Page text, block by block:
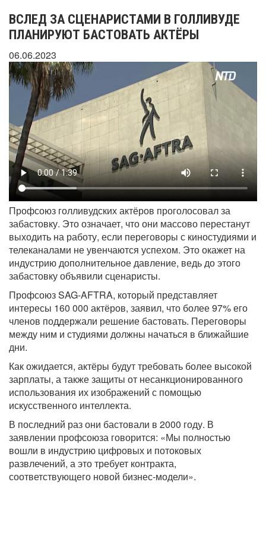
ВСЛЕД ЗА СЦЕНАРИСТАМИ В ГОЛЛИВУДЕ
ПЛАНИРУЮТ БАСТОВАТЬ АКТЁРЫ
06.06.2023
Профсоюз голливудских актёров проголосовал за
забастовку. Это означает, что они массово перестанут
выходить на работу, если переговоры с киностудиями и
телеканалами не увенчаются успехом. Это окажет на
индустрию дополнительное давление, ведь до этого
забастовку объявили сценаристы.
Профсоюз SAG-AFTRA, который представляет
интересы 160 000 актёров, заявил, что более 97% его
членов поддержали решение бастовать. Переговоры
между ним и студиями должны начаться в ближайшие
дни.
Как ожидается, актёры будут требовать более высокой
зарплаты, а также защиты от несанкционированного
использования их изображений с помощью
искусственного интеллекта.
В последний раз они бастовали в 2000 году. В
заявлении профсоюза говорится: «Мы полностью
вошли в индустрию цифровых и потоковых
развлечений, а это требует контракта,
соответствующего новой бизнес-модели».